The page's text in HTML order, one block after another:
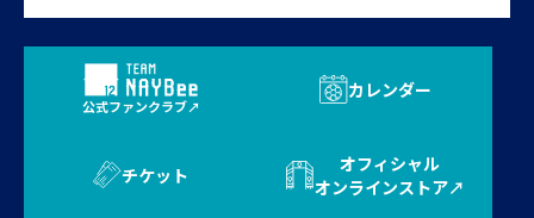
公式ファンクラブ
カレンダー
チケット
オフィシャル
オンラインストア